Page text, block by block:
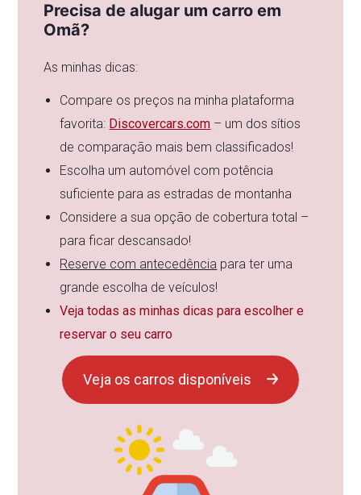
Precisa de alugar um carro em
Omã?
As minhas dicas:
Compare os preços na minha plataforma
favorita: Discovercars.com – um dos sítios
de comparação mais bem classificados!
Escolha um automóvel com potência
suficiente para as estradas de montanha
Considere a sua opção de cobertura total –
para ficar descansado!
Reserve com antecedência para ter uma
grande escolha de veículos!
Veja todas as minhas dicas para escolher e
reservar o seu carro
Veja os carros disponíveis